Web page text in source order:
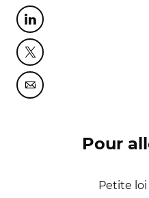
Partager cette page sur
Partager cette page sur
Partager cette page sur
Pour
Petite loi